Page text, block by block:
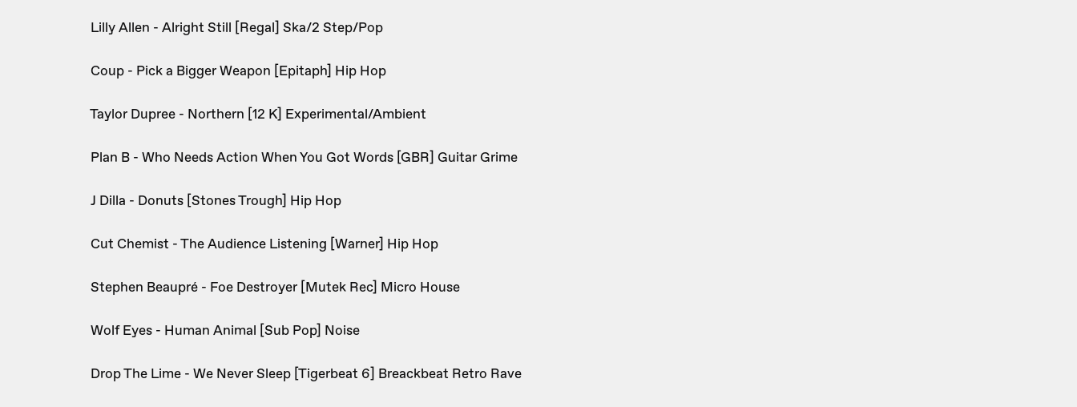
Lilly Allen - Alright Still [Regal] Ska/2 Step/Pop
Coup - Pick a Bigger Weapon [Epitaph] Hip Hop
Taylor Dupree - Northern [12 K] Experimental/Ambient
Plan B - Who Needs Action When You Got Words [GBR] Guitar Grime
J Dilla - Donuts [Stones Trough] Hip Hop
Cut Chemist - The Audience Listening [Warner] Hip Hop
Stephen Beaupré - Foe Destroyer [Mutek Rec] Micro House
Wolf Eyes - Human Animal [Sub Pop] Noise
Drop The Lime - We Never Sleep [Tigerbeat 6] Breackbeat Retro Rave